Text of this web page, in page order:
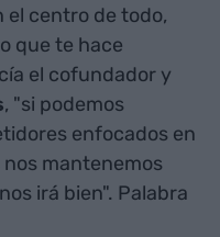
el centro de todo,
que te hace
el cofundador y
, "si podemos
enfocados en
mantenemos
irá bien". Palabra